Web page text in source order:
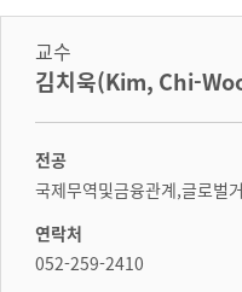
교수
김치욱(Kim, Chi-
전공
국제무역및금융관계,글로벌
연락처
052-259-2410